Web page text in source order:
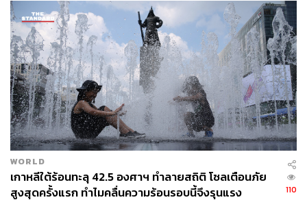
WORLD
เกาหลีใต้ร้อนทะลุ 42.5 องศาฯ ทำลายสถิติ โซลเตือนภัย
สูงสุดครั้งแรก ทำไมคลื่นความร้อนรอบนี้จึงรุนแรง
110